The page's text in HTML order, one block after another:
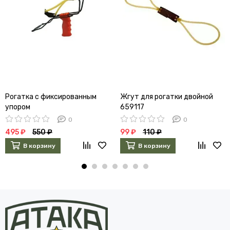
Рогатка с фиксированным
упором
0
495 ₽ 550 ₽
В корзину
Жгут для рогатки двойной
659117
0
99 ₽ 110 ₽
В корзину